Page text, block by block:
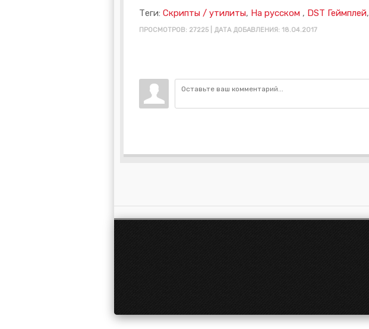
Теги: Скрипты / утилиты, На русском , DST Геймплей,
ПРОСМОТРОВ: 27225 | ДАТА ДОБАВЛЕНИЯ: 18.04.2017